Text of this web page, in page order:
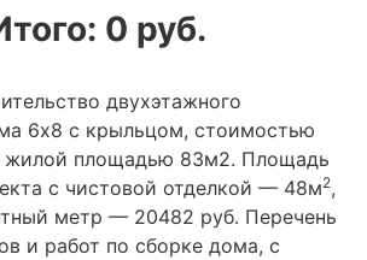
0 руб.
двухэтажного
6х8 с крыльцом, стоимостью
жилой площадью 83м2. Площадь
с чистовой отделкой — 48м2,
метр — 20482 руб. Перечень
и работ по сборке дома, с